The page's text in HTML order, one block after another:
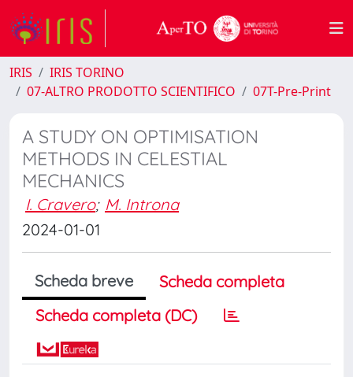
IRIS
IRIS TORINO
07-ALTRO PRODOTTO SCIENTIFICO
07T-Pre-Print
A STUDY ON OPTIMISATION
METHODS IN CELESTIAL
MECHANICS
I. Cravero; M. Introna
2024-01-01
Scheda breve
Scheda completa
Scheda completa (DC)